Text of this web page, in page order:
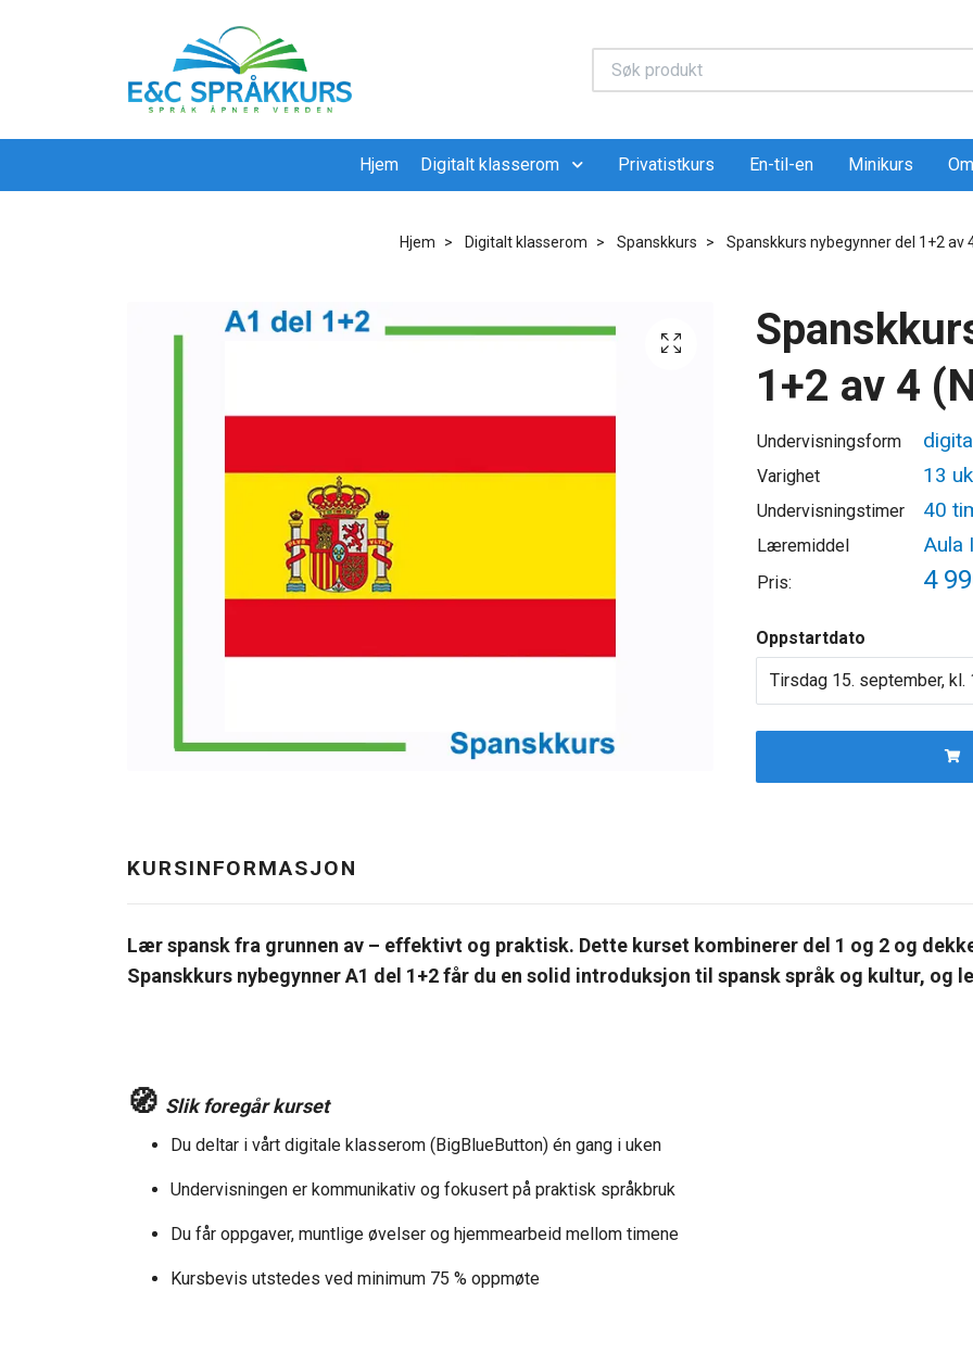
Hjem Digitalt klasserom Privatistkurs En-til-en Minikurs
Hjem Digitalt klasserom Spanskkurs Spanskkurs nybegynner del 1+2 av
1+2 av 4
Undervisningsform
Varighet 13
Undervisningstimer 40
Læremiddel Aula
Pris: 4
Oppstartdato
Tirsdag 15. september, kl.
KURSINFORMASJON
Lær spansk fra grunnen av – effektivt og praktisk. Dette kurset kombinerer del 1 og 2 og
Spanskkurs nybegynner A1 del 1+2 får du en solid introduksjon til spansk språk og kultur,
🧭 Slik foregår kurset
Du deltar i vårt digitale klasserom (BigBlueButton) én gang i uken
Undervisningen er kommunikativ og fokusert på praktisk språkbruk
Du får oppgaver, muntlige øvelser og hjemmearbeid mellom timene
Kursbevis utstedes ved minimum 75 % oppmøte